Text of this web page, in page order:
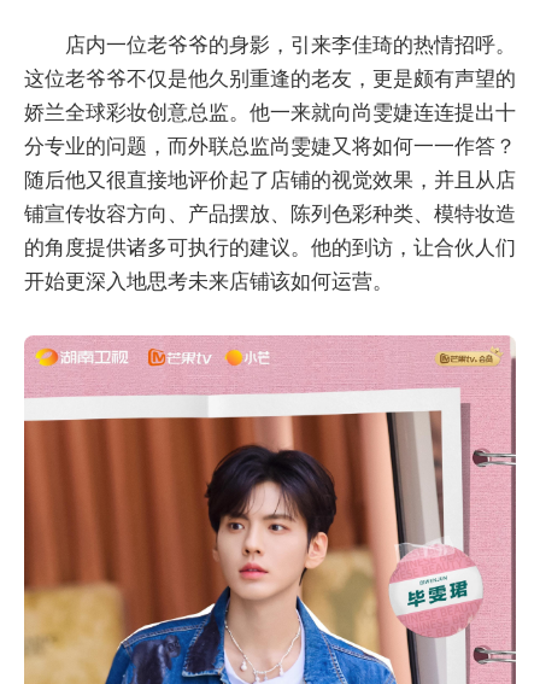
店内一位老爷爷的身影，引来李佳琦的热情招呼。
这位老爷爷不仅是他久别重逢的老友，更是颇有声望的
娇兰全球彩妆创意总监。他一来就向尚雯婕连连提出十
分专业的问题，而外联总监尚雯婕又将如何一一作答？
随后他又很直接地评价起了店铺的视觉效果，并且从店
铺宣传妆容方向、产品摆放、陈列色彩种类、模特妆造
的角度提供诸多可执行的建议。他的到访，让合伙人们
开始更深入地思考未来店铺该如何运营。